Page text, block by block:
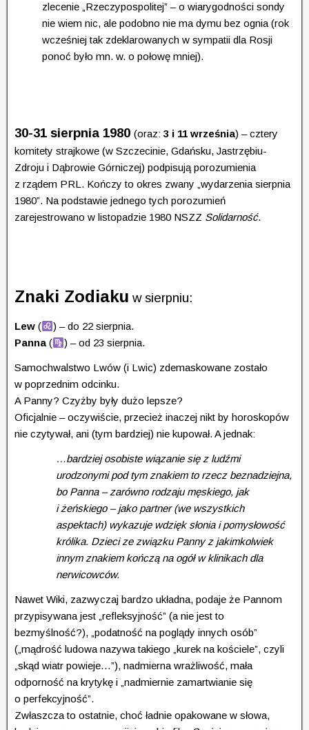
zlecenie „Rzeczypospolitej” – o wiarygodności sondy
nie wiem nic, ale podobno nie ma dymu bez ognia (rok
wcześniej tak zdeklarowanych w sympatii dla Rosji
ponoć było mn. w. o połowę mniej).
30-31 sierpnia 1980 (oraz: 3 i 11 września) – cztery
komitety strajkowe (w Szczecinie, Gdańsku, Jastrzębiu-
Zdroju i Dąbrowie Górniczej) podpisują porozumienia
z rządem PRL. Kończy to okres zwany „wydarzenia sierpnia
1980”. Na podstawie jednego tych porozumień
zarejestrowano w listopadzie 1980 NSZZ Solidarność.
Znaki Zodiaku w sierpniu:
Lew (
) – do 22 sierpnia.
Panna ( ) – od 23 sierpnia.
Samochwalstwo Lwów (i Lwic) zdemaskowane zostało
w poprzednim odcinku.
A Panny? Czyżby były dużo lepsze?
Oficjalnie – oczywiście, przecież inaczej nikt by horoskopów
nie czytywał, ani (tym bardziej) nie kupował. A jednak:
…bardziej osobiste wiązanie się z ludźmi
urodzonymi pod tym znakiem to rzecz beznadziejna,
bo Panna – zarówno rodzaju męskiego, jak
i żeńskiego – jako partner (we wszystkich
aspektach) wykazuje wdzięk słonia i pomysłowość
królika. Dzieci ze związku Panny z jakimkolwiek
innym znakiem kończą na ogół w klinikach dla
nerwicowców.
Nawet Wiki, zazwyczaj bardzo układna, podaje że Pannom
przypisywana jest „refleksyjność” (a nie jest to
bezmyślność?), „podatność na poglądy innych osób”
(„mądrość ludowa nazywa takiego „kurek na kościele”, czyli
„skąd wiatr powieje…”), nadmierna wrażliwość, mała
odporność na krytykę i „nadmiernie zamartwianie się
o perfekcyjność”.
Zwłaszcza to ostatnie, choć ładnie opakowane w słowa,